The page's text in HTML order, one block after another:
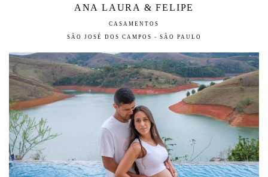
ANA LAURA & FELIPE
CASAMENTOS
SÃO JOSÉ DOS CAMPOS - SÃO PAULO